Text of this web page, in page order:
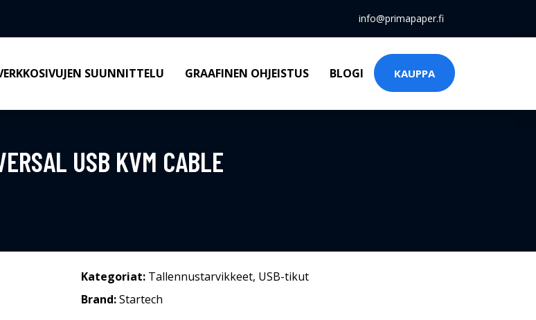
info@primapaper.fi
SUUNNITTELU GRAAFINEN OHJEISTUS BLOGI KAUPPA
USB KVM CABLE
Kategoriat: Tallennustarvikkeet, USB-tikut
Brand:Startech